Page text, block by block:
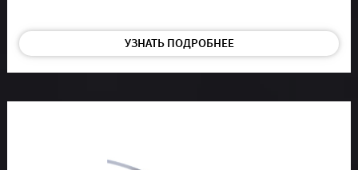
УЗНАТЬ ПОДРОБНЕЕ